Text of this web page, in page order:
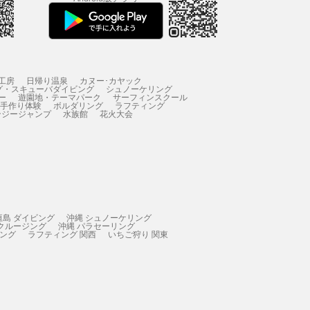
房 日帰り温泉 カヌー･カヤック
・スキューバダイビング シュノーケリング
遊園地・テーマパーク サーフィンスクール
作り体験 ボルダリング ラフティング
ージャンプ 水族館 花火大会
島 ダイビング 沖縄 シュノーケリング
ルージング 沖縄 パラセーリング
グ ラフティング 関西 いちご狩り 関東